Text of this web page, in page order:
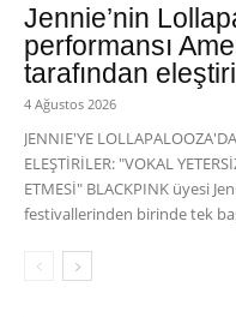
Jennie’nin
performansı
tarafından
4 Ağustos 2026
JENNIE'YE
ELEŞTİRİLER: "VOKAL
ETMESİ" BLACKPINK üyesi
festivallerinden birinde tek